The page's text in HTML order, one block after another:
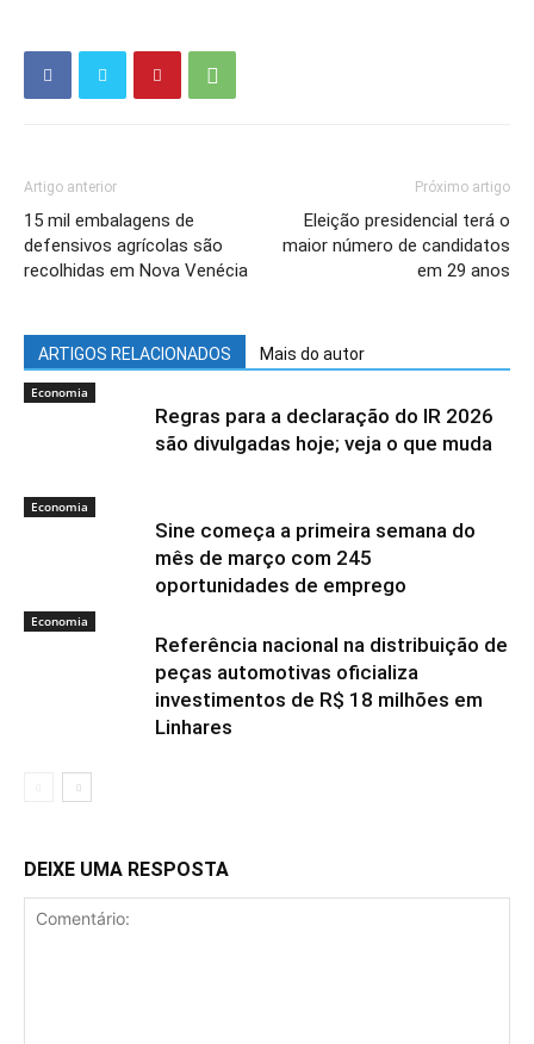
Artigo anterior
15 mil embalagens de
defensivos agrícolas são
recolhidas em Nova Venécia
Próximo artigo
Eleição presidencial terá o
maior número de candidatos
em 29 anos
ARTIGOS RELACIONADOS Mais do autor
Economia
Regras para a declaração do IR 2026
são divulgadas hoje; veja o que muda
Economia
Sine começa a primeira semana do
mês de março com 245
oportunidades de emprego
Economia
Referência nacional na distribuição de
peças automotivas oficializa
investimentos de R$ 18 milhões em
Linhares
DEIXE UMA RESPOSTA